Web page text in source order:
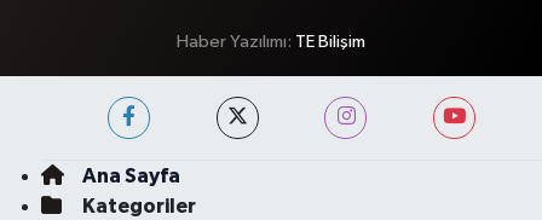
Haber Yazılımı: TE Bilişim
Ana Sayfa
Kategoriler